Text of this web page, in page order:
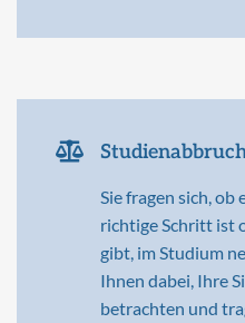
Sie fragen sich,
richtige Schritt ist
gibt, im Studium
Ihnen dabei, Ihre
betrachten und